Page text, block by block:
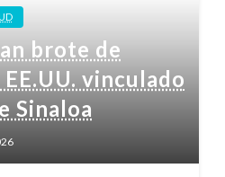
brote de
vinculado
Sinaloa